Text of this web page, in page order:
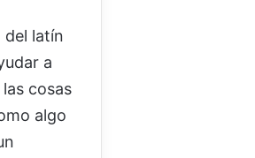
del latín
a
cosas
algo